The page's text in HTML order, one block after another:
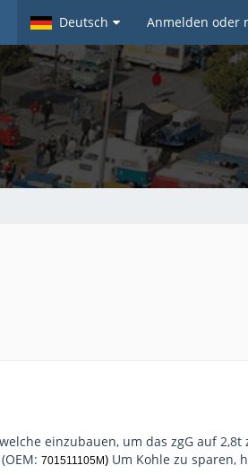
Deutsch Anmelden oder
einzubauen, um das zgG auf 2,8t
701511105M) Um Kohle zu sparen,